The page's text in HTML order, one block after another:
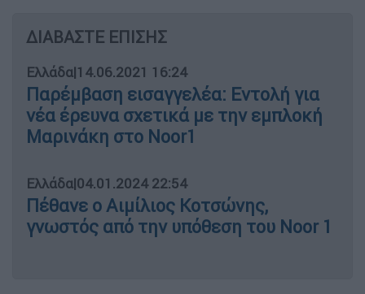
ΔΙΑΒΑΣΤΕ ΕΠΙΣΗΣ
Ελλάδα|14.06.2021 16:24
Παρέμβαση εισαγγελέα: Εντολή για
νέα έρευνα σχετικά με την εμπλοκή
Μαρινάκη στο Noor1
Ελλάδα|04.01.2024 22:54
Πέθανε ο Αιμίλιος Κοτσώνης,
γνωστός από την υπόθεση του Noor 1